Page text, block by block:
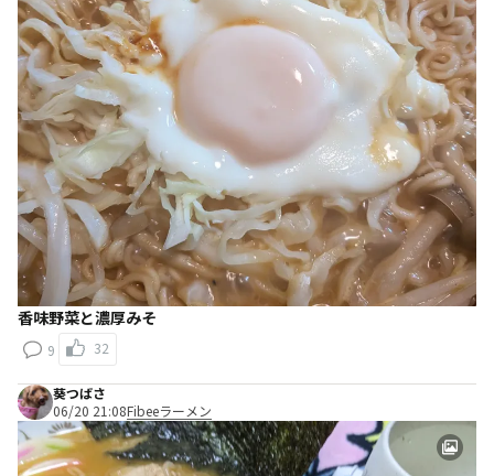
香味野菜と濃厚みそ
9 32
葵つばさ
06/20 21:08Fibeeラーメン